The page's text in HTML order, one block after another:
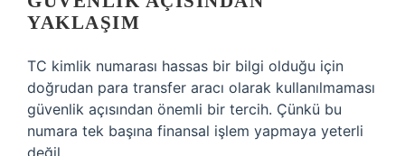
YAKLAŞIM
TC kimlik numarası hassas bir bilgi olduğu için
doğrudan para transfer aracı olarak kullanılmaması
güvenlik açısından önemli bir tercih. Çünkü bu
numara tek başına finansal işlem yapmaya yeterli
değil.